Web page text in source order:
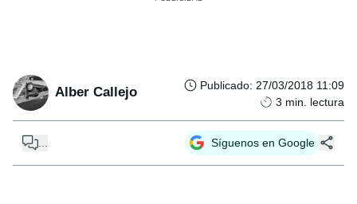
Alber Callejo Publicado: 27/03/2018 11:09
3 min. lectura
Síguenos en Google